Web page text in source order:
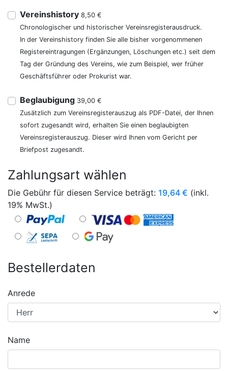
Vereinshistory 8,50 €
Chronologischer und historischer Vereinsregisterausdruck.
In der Vereinshistory finden Sie alle bisher vorgenommenen
Registereintragungen (Ergänzungen, Löschungen etc.) seit dem
Tag der Gründung des Vereins, wie zum Beispiel, wer früher
Geschäftsführer oder Prokurist war.
Beglaubigung 39,00 €
Zusätzlich zum Vereinsregisterauszug als PDF-Datei, der Ihnen
sofort zugesandt wird, erhalten Sie einen beglaubigten
Vereinsregisterauszug. Dieser wird Ihnen vom Gericht per
Briefpost zugesandt.
Zahlungsart wählen
Die Gebühr für diesen Service beträgt: 19,64 € (inkl.
19% MwSt.)
Bestellerdaten
Anrede
Name